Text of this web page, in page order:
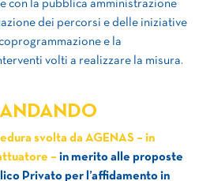
con la pubblica amministrazione
dei percorsi e delle iniziative
e la
volti a realizzare la misura.
svolta da AGENAS – in
– in merito alle proposte
Privato per l’affidamento in